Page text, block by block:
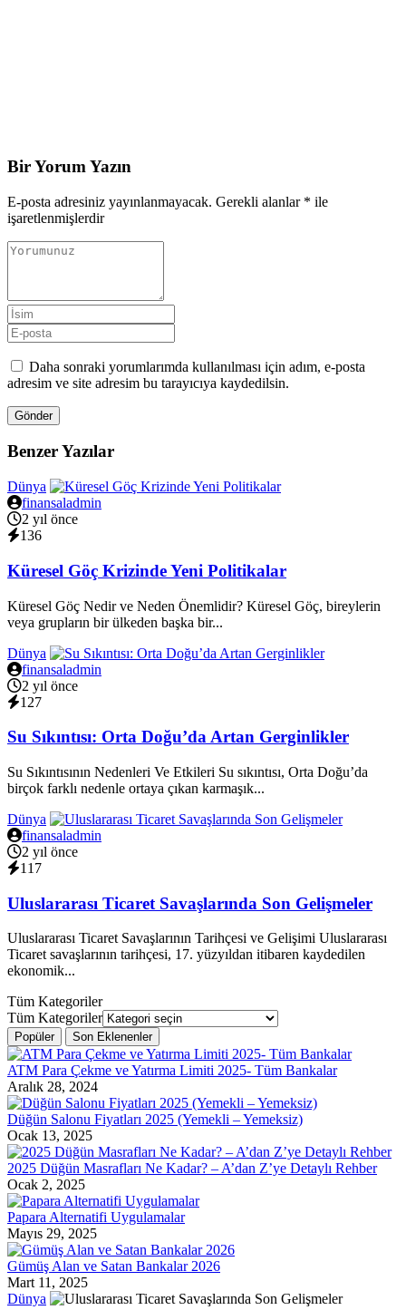
Bir Yorum Yazın
E-posta adresiniz yayınlanmayacak. Gerekli alanlar * ile
işaretlenmişlerdir
Daha sonraki yorumlarımda kullanılması için adım, e-posta
adresim ve site adresim bu tarayıcıya kaydedilsin.
Gönder
Benzer Yazılar
Dünya
finansaladmin
2 yıl önce
136
Küresel Göç Krizinde Yeni Politikalar
Küresel Göç Nedir ve Neden Önemlidir? Küresel Göç, bireylerin
veya grupların bir ülkeden başka bir...
Dünya
finansaladmin
2 yıl önce
127
Su Sıkıntısı: Orta Doğu’da Artan Gerginlikler
Su Sıkıntısının Nedenleri Ve Etkileri Su sıkıntısı, Orta Doğu’da
birçok farklı nedenle ortaya çıkan karmaşık...
Dünya
finansaladmin
2 yıl önce
117
Uluslararası Ticaret Savaşlarında Son Gelişmeler
Uluslararası Ticaret Savaşlarının Tarihçesi ve Gelişimi Uluslararası
Ticaret savaşlarının tarihçesi, 17. yüzyıldan itibaren kaydedilen
ekonomik...
Tüm Kategoriler
Tüm Kategoriler
Popüler Son Eklenenler
ATM Para Çekme ve Yatırma Limiti 2025- Tüm Bankalar
Aralık 28, 2024
Düğün Salonu Fiyatları 2025 (Yemekli – Yemeksiz)
Ocak 13, 2025
2025 Düğün Masrafları Ne Kadar? – A’dan Z’ye Detaylı Rehber
Ocak 2, 2025
Papara Alternatifi Uygulamalar
Mayıs 29, 2025
Gümüş Alan ve Satan Bankalar 2026
Mart 11, 2025
Dünya